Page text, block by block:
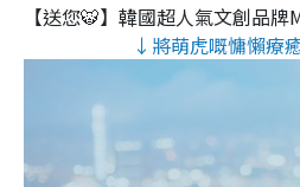
【送您🐯】韓國超人氣文創品牌
↓將萌虎嘅慵懶療